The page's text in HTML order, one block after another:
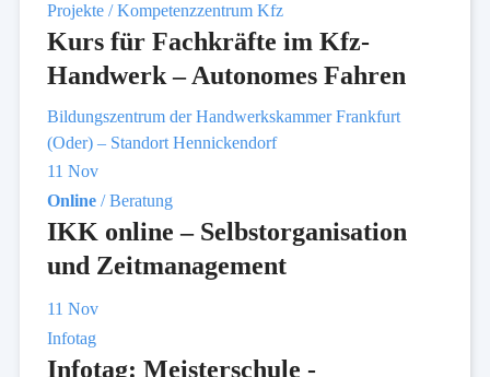
Projekte / Kompetenzzentrum Kfz
Kurs für Fachkräfte im Kfz-
Handwerk – Autonomes Fahren
Bildungszentrum der Handwerkskammer Frankfurt
(Oder) – Standort Hennickendorf
11 Nov
Online/ Beratung
IKK online – Selbstorganisation
und Zeitmanagement
11 Nov
Infotag
Infotag: Meisterschule -